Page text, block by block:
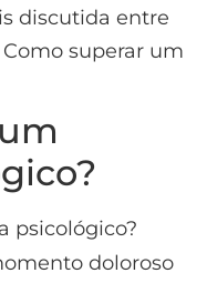
discutida entre
superar um
doloroso